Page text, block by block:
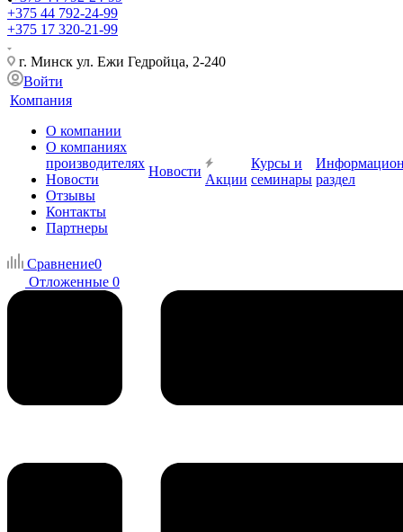
+375 44 792-24-99
+375 17 320-21-99
г. Минск ул. Ежи Гедройца, 2-240
Войти
Компания
О компании
О компаниях
производителях
Новости
Отзывы
Контакты
Партнеры
Новости
Акции
Курсы и
семинары раздел
Сравнение0
Отложенные 0